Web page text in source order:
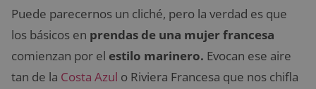
Puede parecernos un cliché, pero la verdad es que
los básicos en prendas de una mujer francesa
comienzan por el estilo marinero. Evocan ese aire
tan de la Costa Azul o Riviera Francesa que nos chifla